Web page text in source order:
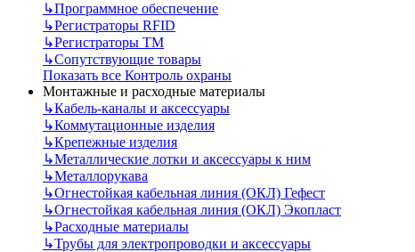
↳Программное обеспечение
↳Регистраторы RFID
↳Регистраторы ТМ
↳Сопутствующие товары
Показать все Контроль охраны
Монтажные и расходные материалы
↳Кабель-каналы и аксессуары
↳Коммутационные изделия
↳Крепежные изделия
↳Металлические лотки и аксессуары к ним
↳Металлорукава
↳Огнестойкая кабельная линия (ОКЛ) Гефест
↳Огнестойкая кабельная линия (ОКЛ) Экопласт
↳Расходные материалы
↳Трубы для электропроводки и аксессуары